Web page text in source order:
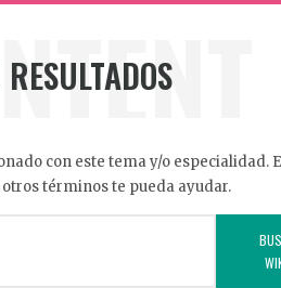
con este tema y/o especialidad.
términos te pueda ayudar.